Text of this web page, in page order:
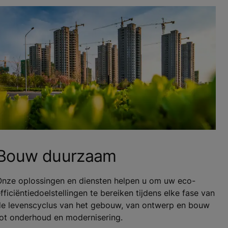
duurzaam
oplossingen en diensten helpen u om uw eco-
te bereiken tijdens elke fase van
levenscyclus van het gebouw, van ontwerp en bouw
onderhoud en modernisering.